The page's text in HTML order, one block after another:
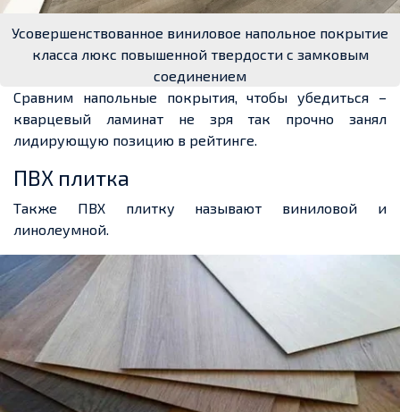
Усовершенствованное виниловое напольное покрытие
класса люкс повышенной твердости с замковым
соединением
Сравним напольные покрытия, чтобы убедиться –
кварцевый ламинат не зря так прочно занял
лидирующую позицию в рейтинге.
ПВХ плитка
Также ПВХ плитку называют виниловой и
линолеумной.